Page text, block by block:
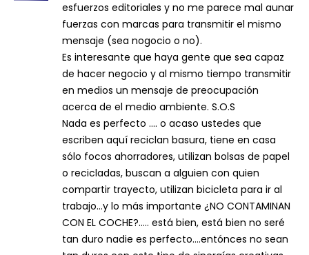
esfuerzos editoriales y no me parece mal aunar
fuerzas con marcas para transmitir el mismo
mensaje (sea nogocio o no).
Es interesante que haya gente que sea capaz
de hacer negocio y al mismo tiempo transmitir
en medios un mensaje de preocupación
acerca de el medio ambiente. S.O.S
Nada es perfecto …. o acaso ustedes que
escriben aquí reciclan basura, tiene en casa
sólo focos ahorradores, utilizan bolsas de papel
o recicladas, buscan a alguien con quien
compartir trayecto, utilizan bicicleta para ir al
trabajo…y lo más importante ¿NO CONTAMINAN
CON EL COCHE?….. está bien, está bien no seré
tan duro nadie es perfecto….entónces no sean